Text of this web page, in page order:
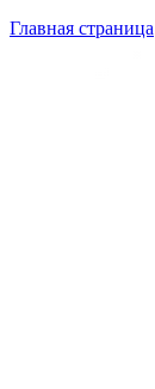
Главная страница